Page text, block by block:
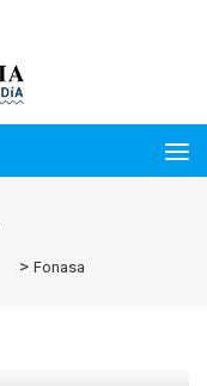
> Fonasa